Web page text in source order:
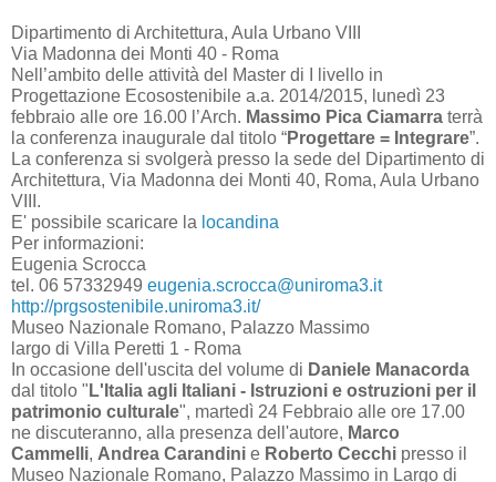
Dipartimento di Architettura, Aula Urbano VIII
Via Madonna dei Monti 40 - Roma
Nell’ambito delle attività del Master di I livello in
Progettazione Ecosostenibile a.a. 2014/2015, lunedì 23
febbraio alle ore 16.00 l’Arch. Massimo Pica Ciamarra terrà
la conferenza inaugurale dal titolo “Progettare = Integrare”.
La conferenza si svolgerà presso la sede del Dipartimento di
Architettura, Via Madonna dei Monti 40, Roma, Aula Urbano
VIII.
E' possibile scaricare la locandina
Per informazioni:
Eugenia Scrocca
tel. 06 57332949 eugenia.scrocca@uniroma3.it
http://prgsostenibile.uniroma3.it/
Museo Nazionale Romano, Palazzo Massimo
largo di Villa Peretti 1 - Roma
In occasione dell'uscita del volume di Daniele Manacorda
dal titolo " L'Italia agli Italiani - Istruzioni e ostruzioni per il
patrimonio culturale", martedì 24 Febbraio alle ore 17.00
ne discuteranno, alla presenza dell'autore, Marco
Cammelli, Andrea Carandini e Roberto Cecchi presso il
Museo Nazionale Romano, Palazzo Massimo in Largo di